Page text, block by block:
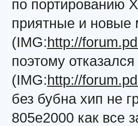
по портированию
приятные и новые
(IMG:http://
поэтому
(IMG:http://
без бубна хип не
805e2000 как все